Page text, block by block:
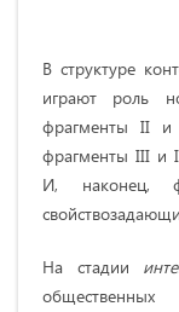
В структуре
играют роль
фрагменты II и
фрагменты III и
И, наконец,
На стадии